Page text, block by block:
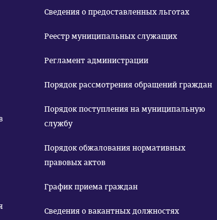
Сведения о предоставленных льготах
Реестр муниципальных служащих
Регламент администрации
Порядок рассмотрения обращений граждан
Порядок поступления на муниципальную
службу
Порядок обжалования нормативных
правовых актов
График приема граждан
Сведения о вакантных должностях